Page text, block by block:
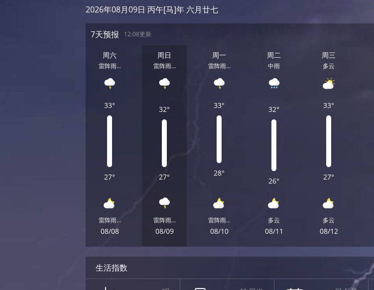
2026年08月09日 丙午[马]年 六月廿七
7天预报 12:08更新
周六
雷阵雨...
33°
27°
雷阵雨...
08/08
周日
雷阵雨...
32°
27°
雷阵雨...
08/09
周一
雷阵雨...
33°
28°
雷阵雨...
08/10
周二
中雨
32°
26°
多云
08/11
周三
多云
33°
27°
多云
08/12
周六
多云
生活指数